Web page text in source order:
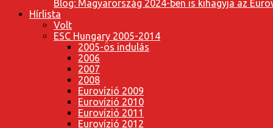
Blog: Magyarország 2024-ben is kihagyja az
Hírlista
Volt
ESC Hungary 2005-2014
2005-ös indulás
2006
2007
2008
Eurovízió 2009
Eurovízió 2010
Eurovízió 2011
Eurovízió 2012